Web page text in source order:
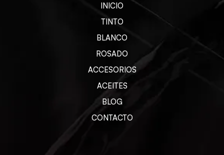
INICIO
TINTO
BLANCO
ROSADO
ACCESORIOS
ACEITES
BLOG
CONTACTO